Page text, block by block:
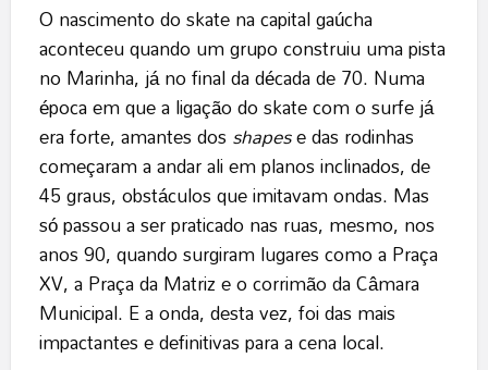
O nascimento do skate na capital gaúcha
aconteceu quando um grupo construiu uma pista
no Marinha, já no final da década de 70. Numa
época em que a ligação do skate com o surfe já
era forte, amantes dos shapese das rodinhas
começaram a andar ali em planos inclinados, de
45 graus, obstáculos que imitavam ondas. Mas
só passou a ser praticado nas ruas, mesmo, nos
anos 90, quando surgiram lugares como a Praça
XV, a Praça da Matriz e o corrimão da Câmara
Municipal. E a onda, desta vez, foi das mais
impactantes e definitivas para a cena local.